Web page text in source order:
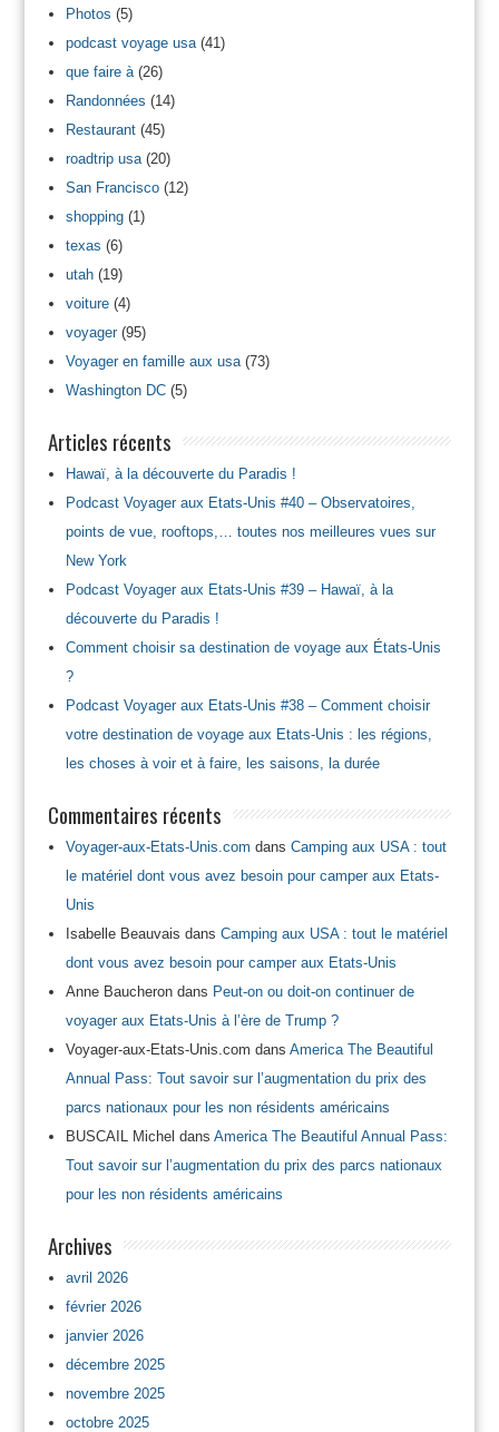
Photos (5)
podcast voyage usa(41)
que faire à(26)
Randonnées (14)
Restaurant(45)
roadtrip usa(20)
San Francisco(12)
shopping(1)
texas (6)
utah(19)
voiture(4)
voyager(95)
Voyager en famille aux usa(73)
Washington DC(5)
Articles récents
Hawaï, à la découverte du Paradis !
Podcast Voyager aux Etats-Unis #40 – Observatoires,
points de vue, rooftops,… toutes nos meilleures vues sur
New York
Podcast Voyager aux Etats-Unis #39 – Hawaï, à la
découverte du Paradis !
Comment choisir sa destination de voyage aux États-Unis
?
Podcast Voyager aux Etats-Unis #38 – Comment choisir
votre destination de voyage aux Etats-Unis : les régions,
les choses à voir et à faire, les saisons, la durée
Commentaires récents
Voyager-aux-Etats-Unis.com dans Camping aux USA : tout
le matériel dont vous avez besoin pour camper aux Etats-
Unis
Isabelle Beauvais dans Camping aux USA : tout le matériel
dont vous avez besoin pour camper aux Etats-Unis
Anne Baucherondans Peut-on ou doit-on continuer de
voyager aux Etats-Unis à l’ère de Trump ?
Voyager-aux-Etats-Unis.com dans America The Beautiful
Annual Pass: Tout savoir sur l’augmentation du prix des
parcs nationaux pour les non résidents américains
BUSCAIL Michel dans America The Beautiful Annual Pass:
Tout savoir sur l’augmentation du prix des parcs nationaux
pour les non résidents américains
Archives
avril 2026
février 2026
janvier 2026
décembre 2025
novembre 2025
octobre 2025